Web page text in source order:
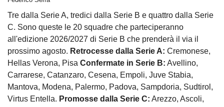
Tre dalla Serie A, tredici dalla Serie B e quattro dalla Serie
C. Sono queste le 20 squadre che parteciperanno
all'edizione 2026/2027 di Serie B che prenderà il via il
prossimo agosto. Retrocesse dalla Serie A: Cremonese,
Hellas Verona, Pisa Confermate in Serie B: Avellino,
Carrarese, Catanzaro, Cesena, Empoli, Juve Stabia,
Mantova, Modena, Palermo, Padova, Sampdoria, Sudtirol,
Virtus Entella. Promosse dalla Serie C: Arezzo, Ascoli,